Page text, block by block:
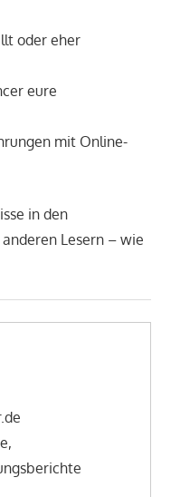
oder eher
eure
mit Online-
in den
Lesern – wie